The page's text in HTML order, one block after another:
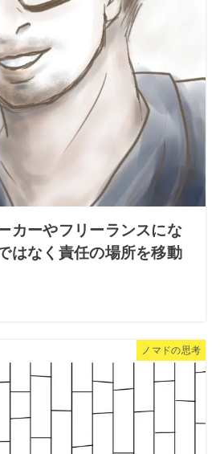
カーやフリーランスにな
はなく責任の場所を移動
ノマドの思考